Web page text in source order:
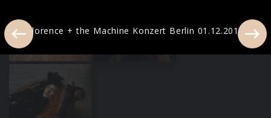
Florence + the Machine Konzert Berlin 01.12.2012